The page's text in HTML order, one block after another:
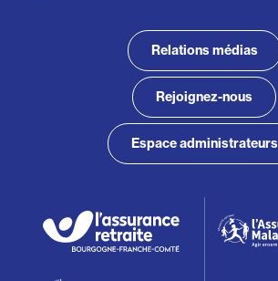
Relations médias
Rejoignez-nous
Espace administrateurs